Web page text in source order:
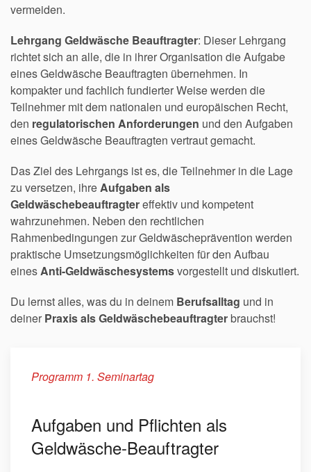
vermeiden.
Lehrgang Geldwäsche Beauftragter: Dieser Lehrgang
richtet sich an alle, die in ihrer Organisation die Aufgabe
eines Geldwäsche Beauftragten übernehmen. In
kompakter und fachlich fundierter Weise werden die
Teilnehmer mit dem nationalen und europäischen Recht,
den regulatorischen Anforderungen und den Aufgaben
eines Geldwäsche Beauftragten vertraut gemacht.
Das Ziel des Lehrgangs ist es, die Teilnehmer in die Lage
zu versetzen, ihreAufgaben als
Geldwäschebeauftragtereffektiv und kompetent
wahrzunehmen. Neben den rechtlichen
Rahmenbedingungen zur Geldwäscheprävention werden
praktische Umsetzungsmöglichkeiten für den Aufbau
einesAnti-Geldwäschesystemsvorgestellt und diskutiert.
Du lernst alles, was du in deinem Berufsalltag und in
deiner Praxis als Geldwäschebeauftragterbrauchst!
Programm 1. Seminartag
Aufgaben und Pflichten als
Geldwäsche-Beauftragter